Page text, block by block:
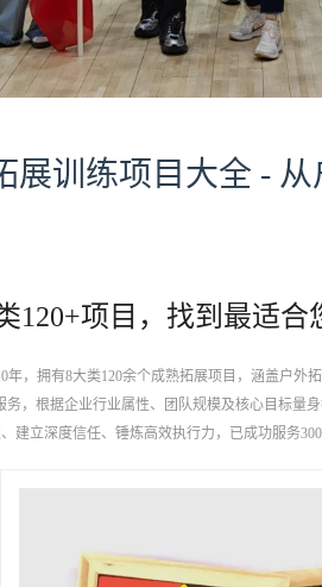
展训练项目大全 -
120+项目，找到最适合
年，拥有8大类120余个成熟拓展项目，涵盖户外
，根据企业行业属性、团队规模及核心目标量
建立深度信任、锤炼高效执行力，已成功服务